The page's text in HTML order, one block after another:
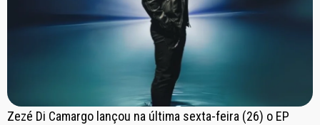
Zezé Di Camargo lançou na última sexta-feira (26) o EP